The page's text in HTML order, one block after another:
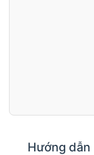
Hướng dẫn